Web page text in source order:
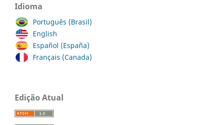
Idioma
Português (Brasil)
English
Español (España)
Français (Canada)
Edição Atual